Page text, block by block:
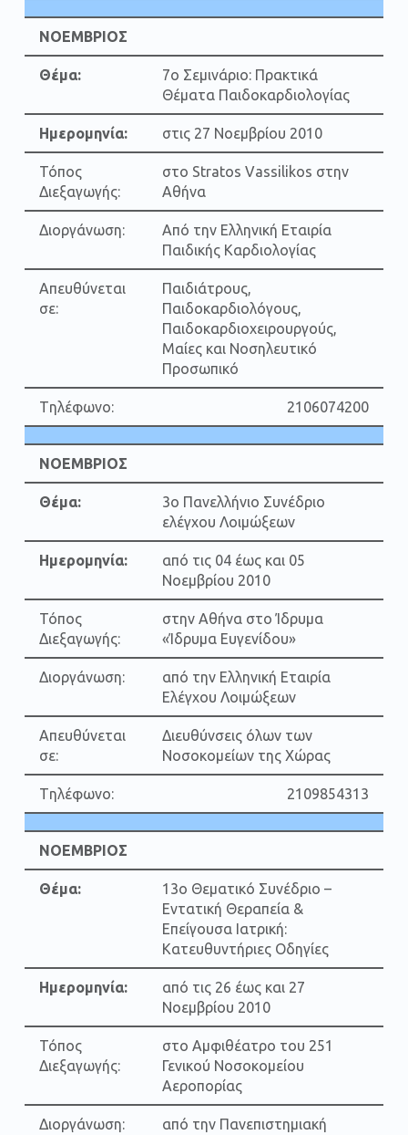
ΝΟΕΜΒΡΙΟΣ
Θέμα:
7ο Σεμινάριο: Πρακτικά
Θέματα Παιδοκαρδιολογίας
Ημερομηνία: στις 27 Νοεμβρίου 2010
Τόπος
Διεξαγωγής:
στο Stratos Vassilikos στην
Αθήνα
Διοργάνωση:
Από την Ελληνική Εταιρία
Παιδικής Καρδιολογίας
Απευθύνεται
σε:
Παιδιάτρους,
Παιδοκαρδιολόγους,
Παιδοκαρδιοχειρουργούς,
Μαίες και Νοσηλευτικό
Προσωπικό
Tηλέφωνο: 2106074200
ΝΟΕΜΒΡΙΟΣ
Θέμα:
3ο Πανελλήνιο Συνέδριο
ελέγχου Λοιμώξεων
Ημερομηνία:
από τις 04 έως και 05
Νοεμβρίου 2010
Τόπος
Διεξαγωγής:
στην Αθήνα στο Ίδρυμα
«Ίδρυμα Ευγενίδου»
Διοργάνωση:
από την Ελληνική Εταιρία
Ελέγχου Λοιμώξεων
Απευθύνεται
σε:
Διευθύνσεις όλων των
Νοσοκομείων της Χώρας
Tηλέφωνο: 2109854313
ΝΟΕΜΒΡΙΟΣ
Θέμα:
13ο Θεματικό Συνέδριο –
Εντατική Θεραπεία &
Επείγουσα Ιατρική:
Κατευθυντήριες Οδηγίες
Ημερομηνία:
από τις 26 έως και 27
Νοεμβρίου 2010
Τόπος
Διεξαγωγής:
στο Αμφιθέατρο του 251
Γενικού Νοσοκομείου
Αεροπορίας
Διοργάνωση:
από την Πανεπιστημιακή